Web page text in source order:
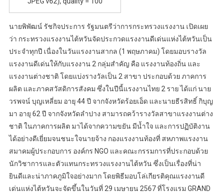
นายพิพัฒน์ รัชกิจประการ รัฐมนตรีว่าการกระทรวงแรงงาน เปิดเผย
ว่า กระทรวงแรงงานไต้หวันจัดประกวดแรงงานดีเด่นแห่งไต้หวันเป็น
ประจำทุกปี เนื่องในวันแรงงานสากล (1 พฤษภาคม) โดยมอบรางวัล
แรงงานดีเด่นให้กับแรงงาน 2 กลุ่มสำคัญ คือ แรงงานท้องถิ่น และ
แรงงานต่างชาติ โดยแบ่งรางวัลเป็น 2 สาขา ประกอบด้วย ภาคการ
ผลิต และภาคสวัสดิการสังคม ซึ่งในปีนี้แรงงานไทย 2 ราย ได้แก่ นาย
วรพจน์ บุญเหลี่ยม อายุ 44 ปี จากจังหวัดร้อยเอ็ด และนายธีรสิทธิ์ กิบุญ
มา อายุ 62 ปี จากจังหวัดลำปาง สามารถคว้ารางวัลสาขาแรงงานต่าง
ชาติ ในภาคการผลิต มาได้จากความขยัน มีน้ำใจ และการปฏิบัติงาน
ได้อย่างดีเยี่ยมจนชนะใจนายจ้าง กองแรงงานท้องที่ สหภาพแรงงาน
สมาคมผู้ประกอบการ องค์กร NGO และคณะกรรมการที่ประกอบด้วย
นักวิชาการและตัวแทนกระทรวงแรงงานไต้หวัน ซึ่งเป็นเรื่องที่น่า
ยินดีและน่าภาคภูมิใจอย่างมาก โดยพิธีมอบโล่เกียรติคุณแรงงานดี
เด่นแห่งไต้หวันจะจัดขึ้นในวันที่ 29 เมษายน 2567 ที่โรงแรม GRAND